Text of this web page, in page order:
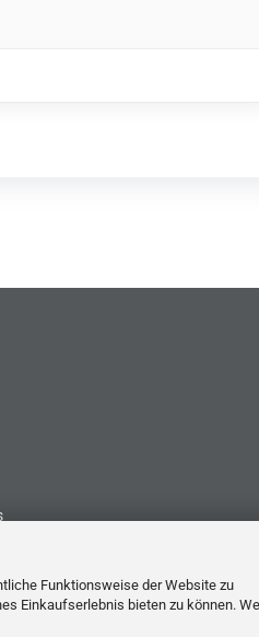
Funktionsweise der Website zu
Einkaufserlebnis bieten zu können.